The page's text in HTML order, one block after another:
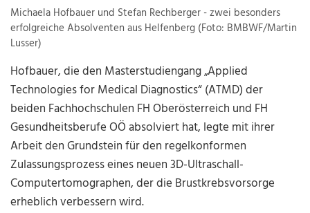
Michaela Hofbauer und Stefan Rechberger - zwei besonders
erfolgreiche Absolventen aus Helfenberg (Foto: BMBWF/Martin
Lusser)
Hofbauer, die den Masterstudiengang „Applied
Technologies for Medical Diagnostics“ (ATMD) der
beiden Fachhochschulen FH Oberösterreich und FH
Gesundheitsberufe OÖ absolviert hat, legte mit ihrer
Arbeit den Grundstein für den regelkonformen
Zulassungsprozess eines neuen 3D-Ultraschall-
Computertomographen, der die Brustkrebsvorsorge
erheblich verbessern wird.